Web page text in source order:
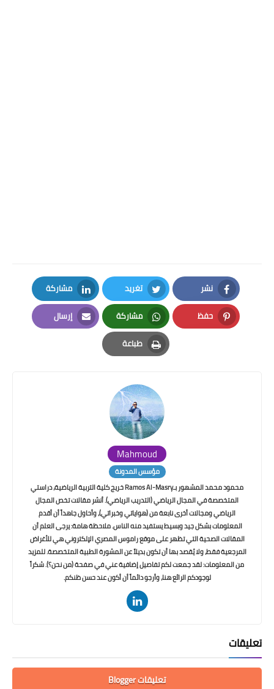
نشر
Facebook
تغريد
Twitter
مشاركة
LinkedIn
حفظ
Pinterest
مشاركة
Whatsapp
إرسال
Email
طباعة
Print
Mahmoud
مؤسس المدونة
محمود محمد المشهور بـRamos Al-Masry خريج كلية التربية الرياضية، دراستي
المتخصصة في المجال الرياضي (التدريب الرياضي). أنشر مقالات تخص المجال
الرياضي ومجالات أخرى نابعة من (هواياتي وخبراتي)، وأحاول جاهداً أن أقدم
المعلومات بشكل جيد وبسيط يستفيد منه الناس. ملاحظة هامة: يرجى العلم أن
المقالات الصحية التي تظهر على موقع راموس المصري الإلكتروني هي للأغراض
المرجعية فقط، ولا يُقصد بها أن تكون بديلاً عن المشورة الطبية المتخصصة. للمزيد
من المعلومات: لقد جمعت لكم تفاصيل إضافية عني في صفحة (من نحن؟). شكراً
لوجودكم الرائع هنا، وأرجو دائماً أن أكون عند حسن ظنكم.
تعليقات
تعليقات Blogger